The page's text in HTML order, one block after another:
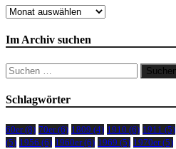
Archiv
Im Archiv suchen
Suchen
nach:
Schlagwörter
60er(8) 70er(6) 1809 (4) 1910 (6) 1911 (5)
(5) 1956 (6) 1960er(6) 1969 (5) 1970er(5)